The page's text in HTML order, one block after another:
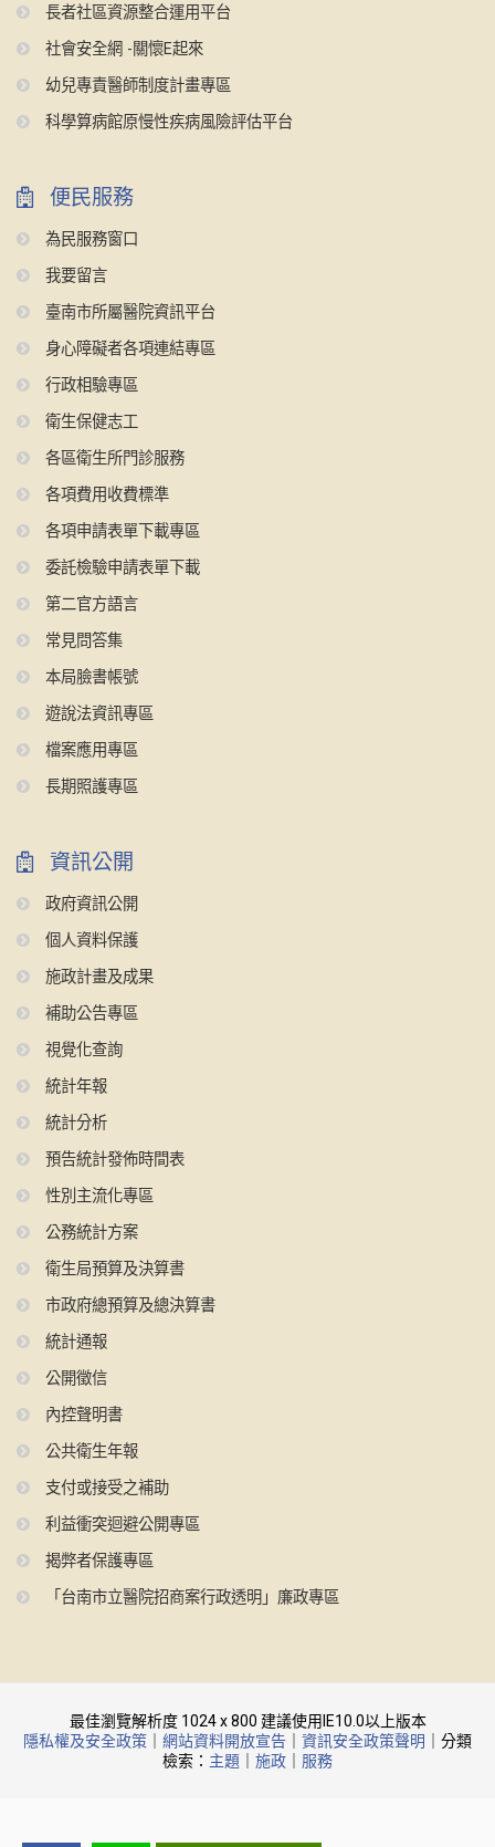
長者社區資源整合運用平台
社會安全網 -關懷E起來
幼兒專責醫師制度計畫專區
科學算病館原慢性疾病風險評估平台
便民服務
為民服務窗口
我要留言
臺南市所屬醫院資訊平台
身心障礙者各項連結專區
行政相驗專區
衛生保健志工
各區衛生所門診服務
各項費用收費標準
各項申請表單下載專區
委託檢驗申請表單下載
第二官方語言
常見問答集
本局臉書帳號
遊說法資訊專區
檔案應用專區
長期照護專區
資訊公開
政府資訊公開
個人資料保護
施政計畫及成果
補助公告專區
視覺化查詢
統計年報
統計分析
預告統計發佈時間表
性別主流化專區
公務統計方案
衛生局預算及決算書
市政府總預算及總決算書
統計通報
公開徵信
內控聲明書
公共衛生年報
支付或接受之補助
利益衝突迴避公開專區
揭弊者保護專區
「台南市立醫院招商案行政透明」廉政專區
最佳瀏覽解析度 1024 x 800 建議使用IE10.0以上版本
隱私權及安全政策
網站資料開放宣告 資訊安全政策聲明
｜分類
檢索： 主題 施政 服務